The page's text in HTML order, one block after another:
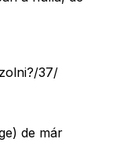
37/
de már